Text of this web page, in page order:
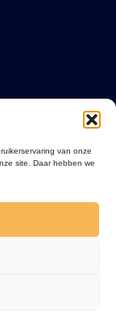
van onze
site. Daar hebben we